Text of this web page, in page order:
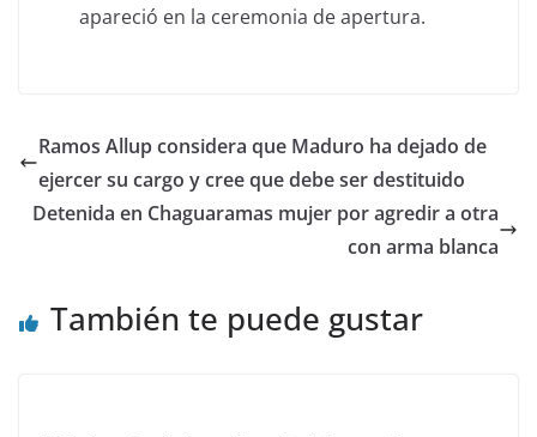
apareció en la ceremonia de apertura.
Ramos Allup considera que Maduro ha dejado de
ejercer su cargo y cree que debe ser destituido
Detenida en Chaguaramas mujer por agredir a otra
con arma blanca
También te puede gustar